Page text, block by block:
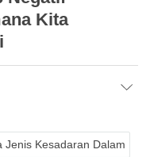
Kita
Jenis Kesadaran Dalam